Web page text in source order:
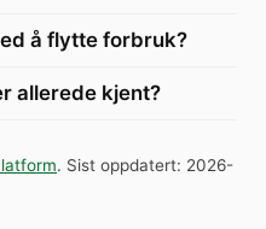
å flytte forbruk?
allerede kjent?
. Sist oppdatert: 2026-